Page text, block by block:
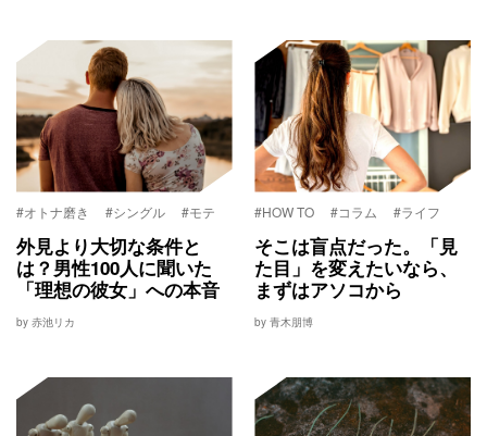
#オトナ磨き #シングル #モテ
外見より大切な条件と
は？男性100人に聞いた
「理想の彼女」への本音
by 赤池リカ
#HOW TO #コラム #ライフ
そこは盲点だった。「見
た目」を変えたいなら、
まずはアソコから
by 青木朋博